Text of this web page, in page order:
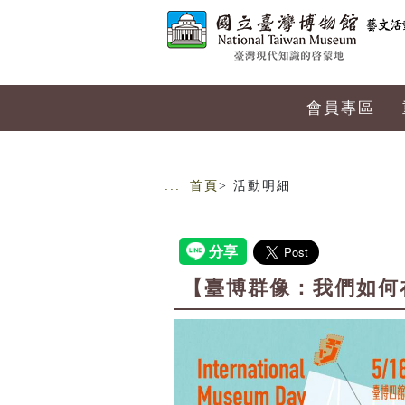
會員專區
::: 首頁 > 活動明細
【臺博群像：我們如